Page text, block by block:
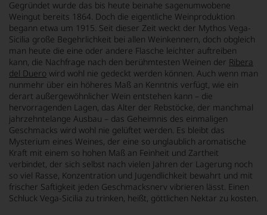
Gegründet wurde das bis heute beinahe sagenumwobene
Weingut bereits 1864. Doch die eigentliche Weinproduktion
begann etwa um 1915. Seit dieser Zeit weckt der Mythos Vega-
Sicilia große Begehrlichkeit bei allen Weinkennern, doch obgleich
man heute die eine oder andere Flasche leichter auftreiben
kann, die Nachfrage nach den berühmtesten Weinen der Ribera
del Duero wird wohl nie gedeckt werden können. Auch wenn man
nunmehr über ein höheres Maß an Kenntnis verfügt, wie ein
derart außergewöhnlicher Wein entstehen kann – die
hervorragenden Lagen, das Alter der Rebstöcke, der manchmal
jahrzehntelange Ausbau – das Geheimnis des einmaligen
Geschmacks wird wohl nie gelüftet werden. Es bleibt das
Mysterium eines Weines, der eine so unglaublich aromatische
Kraft mit einem so hohen Maß an Feinheit und Zartheit
verbindet, der sich selbst nach vielen Jahren der Lagerung noch
so viel Rasse, Konzentration und Jugendlichkeit bewahrt und mit
frischer Saftigkeit jeden Geschmacksnerv vibrieren lässt. Einen
Schluck Vega-Sicilia zu trinken, heißt, göttlichen Nektar zu kosten.